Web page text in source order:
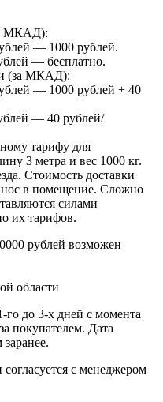
МКАД):
— 1000 рублей.
— бесплатно.
(за МКАД):
— 1000 рублей + 40
— 40 рублей/
тарифу для
3 метра и вес 1000 кг.
Стоимость доставки
в помещение. Сложно
силами
их тарифов.
рублей возможен
области
го до 3-х дней с момента
покупателем. Дата
заранее.
с менеджером